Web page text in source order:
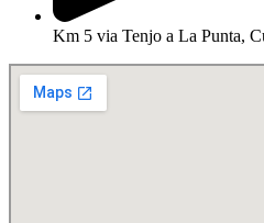
Km 5 via Tenjo a La Punta,